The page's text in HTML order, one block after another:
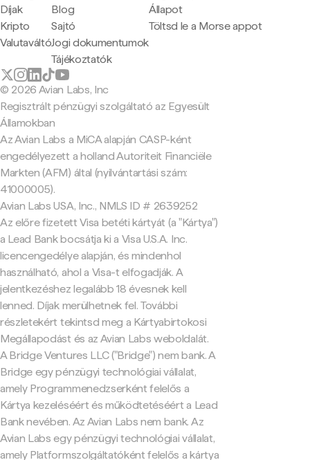
Díjak
Kripto
Valutaváltó
Blog
Sajtó
Jogi dokumentumok
Tájékoztatók
Állapot
Töltsd le a Morse appot
© 2026 Avian Labs, Inc
Regisztrált pénzügyi szolgáltató az Egyesült
Államokban
Az Avian Labs a MiCA alapján CASP-ként
engedélyezett a holland Autoriteit Financiële
Markten (AFM) által (nyilvántartási szám:
41000005).
Avian Labs USA, Inc., NMLS ID # 2639252
Az előre fizetett Visa betéti kártyát (a "Kártya")
a Lead Bank bocsátja ki a Visa U.S.A. Inc.
licencengedélye alapján, és mindenhol
használható, ahol a Visa-t elfogadják. A
jelentkezéshez legalább 18 évesnek kell
lenned. Díjak merülhetnek fel. További
részletekért tekintsd meg a Kártyabirtokosi
Megállapodást és az Avian Labs weboldalát.
A Bridge Ventures LLC ("Bridge") nem bank. A
Bridge egy pénzügyi technológiai vállalat,
amely Programmenedzserként felelős a
Kártya kezeléséért és működtetéséért a Lead
Bank nevében. Az Avian Labs nem bank. Az
Avian Labs egy pénzügyi technológiai vállalat,
amely Platformszolgáltatóként felelős a kártya